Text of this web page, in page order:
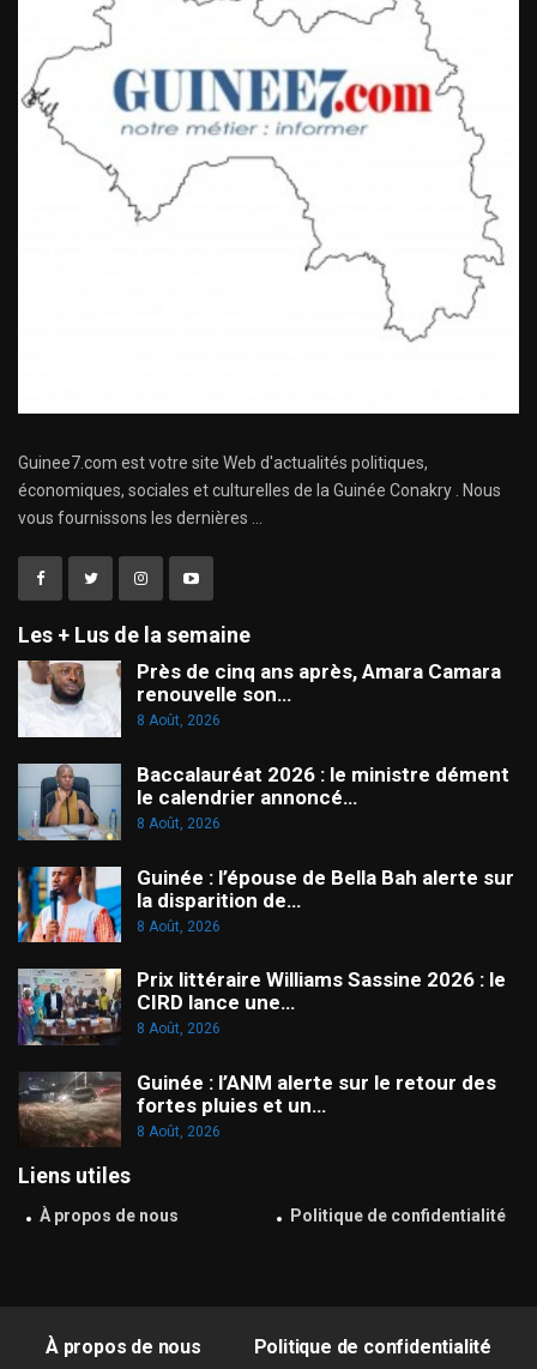
Guinee7.com est votre site Web d'actualités politiques,
économiques, sociales et culturelles de la Guinée Conakry . Nous
vous fournissons les dernières ...
Les + Lus de la semaine
Près de cinq ans après, Amara Camara
renouvelle son…
8 Août, 2026
Baccalauréat 2026 : le ministre dément
le calendrier annoncé…
8 Août, 2026
Guinée : l’épouse de Bella Bah alerte sur
la disparition de…
8 Août, 2026
Prix littéraire Williams Sassine 2026 : le
CIRD lance une…
8 Août, 2026
Guinée : l’ANM alerte sur le retour des
fortes pluies et un…
8 Août, 2026
Liens utiles
À propos de nous Politique de confidentialité
À propos de nous Politique de confidentialité